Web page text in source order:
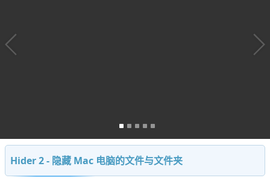
Hider 2 - 隐藏 Mac 电脑的文件与文件夹